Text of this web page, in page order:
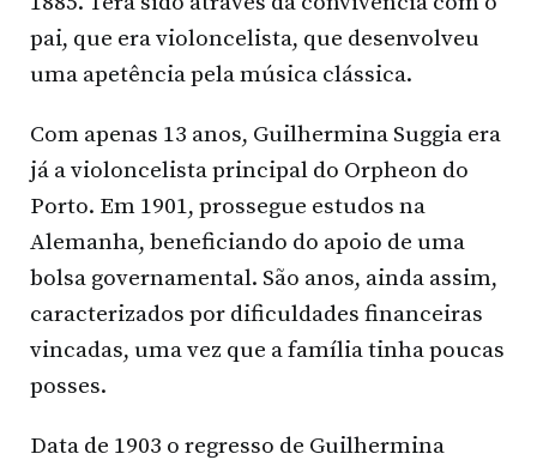
pai, que era violoncelista, que desenvolveu
uma apetência pela música clássica.
Com apenas 13 anos, Guilhermina Suggia era
já a violoncelista principal do Orpheon do
Porto. Em 1901, prossegue estudos na
Alemanha, beneficiando do apoio de uma
bolsa governamental. São anos, ainda assim,
caracterizados por dificuldades financeiras
vincadas, uma vez que a família tinha poucas
posses.
Data de 1903 o regresso de Guilhermina